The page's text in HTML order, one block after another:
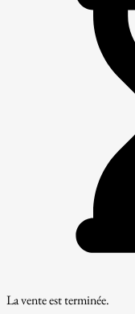
La vente est terminée.